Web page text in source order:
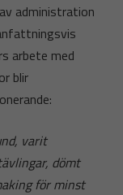
administration
arbete med
blir
varit
dömt
för minst